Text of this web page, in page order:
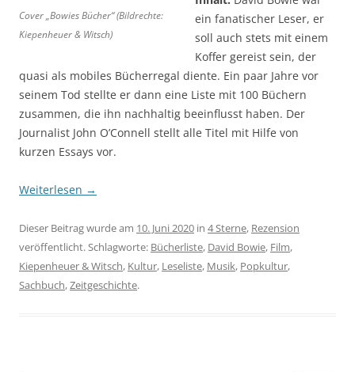
Cover „Bowies Bücher“ (Bildrechte:
Kiepenheuer & Witsch)
ein fanatischer Leser, er
soll auch stets mit einem
Koffer gereist sein, der
quasi als mobiles Bücherregal diente. Ein paar Jahre vor
seinem Tod stellte er dann eine Liste mit 100 Büchern
zusammen, die ihn nachhaltig beeinflusst haben. Der
Journalist John O’Connell stellt alle Titel mit Hilfe von
kurzen Essays vor.
Weiterlesen →
Dieser Beitrag wurde am 10. Juni 2020 in 4 Sterne, Rezension
veröffentlicht. Schlagworte: Bücherliste, David Bowie, Film,
Kiepenheuer & Witsch, Kultur, Leseliste, Musik, Popkultur,
Sachbuch,Zeitgeschichte.